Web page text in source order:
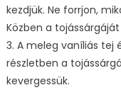
kezdjük. Ne forrjon,
Közben a
3. A meleg vaníliás tej
részletben a
kevergessük.